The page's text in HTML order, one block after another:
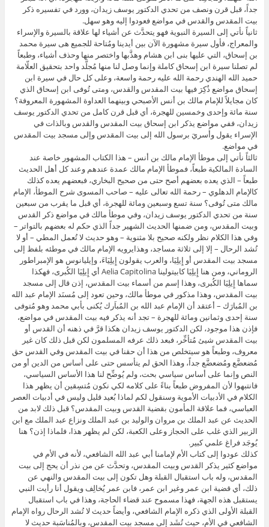
جداً، قبل قرن ونصف من تحدي الدكتور يوسف زيدان، وورد في تفسيره ذكر
بيت المقدس والقدس في مواضع فعودوا إليه وهو سهل.
ثانياً نأتي إلى السيرة النبوية فهو يتحدَّث عن أشياء لها علاقة بالسيرة والإسراء
والمعراج، فأول سيرة مشهورة الآن بين أيدينا ومُتاحة للجميع هى سيرة محمد
بن إسحاق، التي عليها بنى ابن هشام وهذَّبها واختصر منها وحذف أشياء، وطبعاً
لم تصلنا سيرة ابن إسحاق كاملة وإنما وصل لنا منها مُجلَّد واحد بتحقيق العلّامة
حميد الله الهندي رحمة الله عليه رحمة واسعة، وعلى كل حال في سيرة ابن
إسحاق مواضع ذُكِرَ فيها بيت المقدس والقدس، ومتى تُوفى ابن إسحاق الذي
كان مجايلاً للإمام مالك بن أنس الأصبحي وبينهما العداوة المشهورة المعروفة؟
سنة مائة وإحدى وخمسين للهجرة، أي قبل قرن كامل من تحدي الدكتور يوسف
زيدان، ففي مواضع يذكر ابن إسحاق بيت المقدس والقدس وبالذات في
الإسراء يقول وأُسريَ برسول الله إلى بيت المقدس وإلى مسجد بيت المقدس
في مواضع.
ثالثاً نأتي إلى موطأ الإمام مالك بن أنس – هذا الكتاب المشهور خاصة عند
السادة المالكية طبعاً، فموطأ الإمام مالك عمدة عندهم وعند كل أهل الحديث
طبعاً – الذي يعده بعضهم أصح حتى من صحيح البخاري، فبعضهم يعده كذلك
كالإمام الدهلوي – رحمة الله تعالى عليه – صاحب المسوى شرح الموطأ، الإمام
مالك متى تُوفى؟ سنة تسع وسبعين ومائة للهجرة، أي قبل ما يقرب من سبعين
سنة من تحدي الدكتور يوسف زيدان، وفي موطأ مالك في مواضع ذكر القدس
وبيت المقدس، ومن ضمنها الحديث الشهير جداً الذي حكم له بعضهم بالتواتر –
وفي هذا الكلام نظر ولكنه صحيح بلا مثنوية – وهو حديث لا تُعمل المطي – أو لا
تُشد الرحال – إلا إلى ثلاثة مساجد، وهذايرويه الإمام مالك في موطئه بلفظ إلى
مسجد بيت المقدس أو إِيلِيَا، والعرب يقولون إِيلِيَاءَ، وإيليانوس هو الإمبراطور
الروماني، ومن هنا إِيلِيَا كابيتولينا Aelia Capitolina أي إِيلِيَا الكُبرى، فهكذا
سماها إِيلِيَا الكُبرى، وهذا إسم من أسماء بيت المقدس، إذن قال إلى مسجد
بيت المقدس، وهذا مذكور في موطأ مالك، وحين تعود إلى مُسنَد الإمام عبد الله
بن المُبارَك – أعتقد أن الإمام عبد الله بن المُباَرك يُكنى بأبي محمد وهو مُتوفى
سنة إحدى وثمانين ومائة للهجرة – تجد أنه يذكر فيه بيت المقدس في مواضع،
فإذن هذا موجود، لكن الدكتور يوسف زيدان هكذا قرَّ في ذهنه أن القدس أو
بيت المقدس شيئ مُتأخِّر، فبعد ذلك عرفه المسلمون لكن قبل ذلك كان غير
معروف، وطبعاً هو سيتخلص من هذا أن حقنا في بيت المقدس وفي القدس حق
مُضعضَّع ومُضعضَّع جداً، وهذا الحق لم يتأسس حتى على أساس من الدين أو من
النص وإنما على أساس سياسي بحت، ولم يُوضِّح لنا هذا الأساس السياسي،
فانتبهوا لأن المفروض طبعاً بناءً على كلامه لكي نكون مُتسِقين أن يظهر هذا
الكلام في الأدبيات الأموية وسنقول لكم لماذا بُعيد قليل وليس في أدبيات العصر
العباسي، فما علاقة المأمون بقضية القدس وبيت المقدس؟ قبل ذلك لابد من
الحديث عن عبد الملك بن مروان والوليد بن عبد الملك ونزاع عبد الملك مع ابن
الزبير الذي غلب على الحجاز وعلى الكعبة، لكن لم يظهر هذا، فلماذا إذن؟ هنا
يُوجَد فراغ علمي كبير.
كذلك عودوا إلى كتاب الأم لإمامنا أبي عبد الله الشافعي، لأنه في الأم في
مواضع كثير يذكر القدس وبيت المقدس، وتحدَّث عن من نذر أن يحج إلى بيت
المقدس، وله باب استقبال القبلة وهل تكون إلى بيت المقدس والنهي عن
ذلك، أي قضية ابن عمر وغير ابن عمر، فابن عمر يُخالِف ويقول أنا رأيت النبي
يستقبل هذه الجهة، فهذا مسموح عند قضاء الحاجة، وهذا في باب استقبال
القبلة الأولى الذي ذكره الإمام الشافعي، وأيضاً حديث لا تُشد الرحال رواه الإمام
الشافعي في الأم، حيث تُشَد إلى مسجد بيت المقدس، وبالمُناسَبة حديث لا